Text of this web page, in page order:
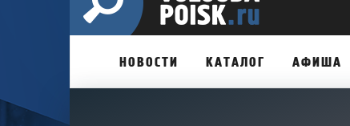
НОВОСТИ КАТАЛОГ АФИША